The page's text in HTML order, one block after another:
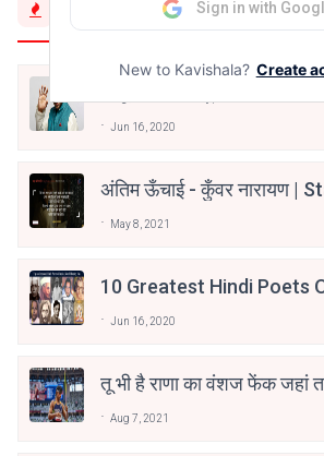
Trending Now
Jun 16, 2020
अंतिम ऊँचाई - कुँवर नारायण |
May 8, 2021
10 Greatest Hindi Poets
Jun 16, 2020
तू भी है राणा का वंशज फेंक जहां
Aug 7, 2021
Sign in with
New to Kavishala? Create